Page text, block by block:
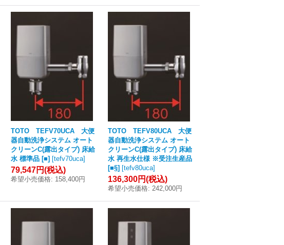
TOTO TEFV70UCA 大便
器自動洗浄システム オート
クリーンC(露出タイプ) 床給
水 標準品 [■] [tefv70uca]
79,547円(税込)
希望小売価格: 158,400円
TOTO TEFV80UCA 大便
器自動洗浄システム オート
クリーンC(露出タイプ) 床給
水 再生水仕様 ※受注生産品
[■§] [tefv80uca]
136,300円(税込)
希望小売価格: 242,000円